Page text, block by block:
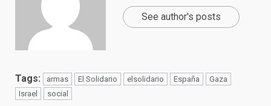
See author's posts
Tags: armas El Solidario elsolidario España
Gaza
Israel
social